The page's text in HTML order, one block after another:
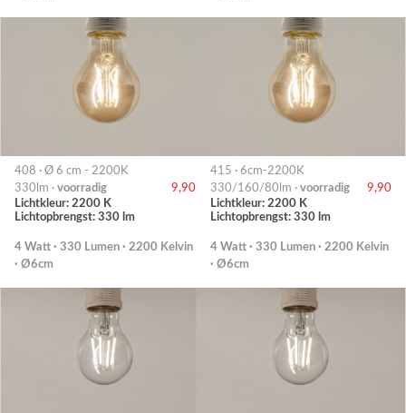
408 · Ø 6 cm - 2200K
330lm · voorradig
9,90
Lichtkleur: 2200 K
Lichtopbrengst: 330 lm
4 Watt · 330 Lumen · 2200 Kelvin
· Ø6cm
415 · 6cm-2200K
330/160/80lm · voorradig
9,90
Lichtkleur: 2200 K
Lichtopbrengst: 330 lm
4 Watt · 330 Lumen · 2200 Kelvin
· Ø6cm